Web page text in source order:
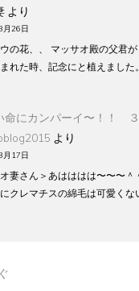
より
月26日
の花、、 マッサオ殿の父君
れた時、記念にと植えました
命にカンパーイ〜！！
より
月17日
妻さん＞あはははは〜〜〜
クレマチスの綿毛は可愛くな